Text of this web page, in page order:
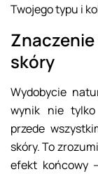
Twojego typu i
skóry
Wydobycie
wynik nie tylko
przede
skóry. To
efekt końcowy